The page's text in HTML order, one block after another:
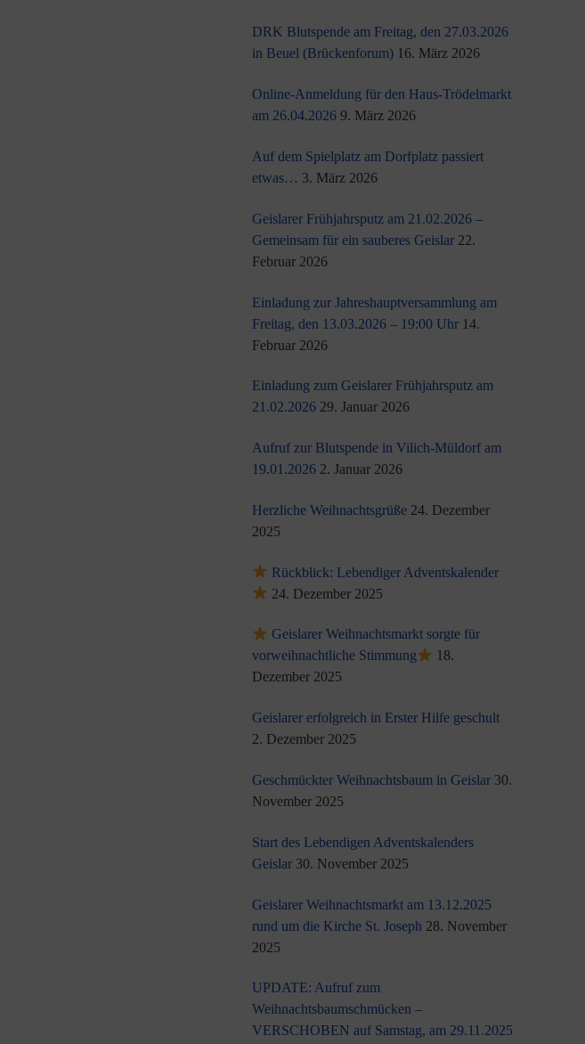
DRK Blutspende am Freitag, den 27.03.2026
in Beuel (Brückenforum) 16. März 2026
Online-Anmeldung für den Haus-Trödelmarkt
am 26.04.2026 9. März 2026
Auf dem Spielplatz am Dorfplatz passiert
etwas… 3. März 2026
Geislarer Frühjahrsputz am 21.02.2026 –
Gemeinsam für ein sauberes Geislar 22.
Februar 2026
Einladung zur Jahreshauptversammlung am
Freitag, den 13.03.2026 – 19:00 Uhr 14.
Februar 2026
Einladung zum Geislarer Frühjahrsputz am
21.02.2026 29. Januar 2026
Aufruf zur Blutspende in Vilich-Müldorf am
19.01.2026 2. Januar 2026
Herzliche Weihnachtsgrüße 24. Dezember
2025
Rückblick: Lebendiger Adventskalender
24. Dezember 2025
Geislarer Weihnachtsmarkt sorgte für
vorweihnachtliche Stimmung
18.
Dezember 2025
Geislarer erfolgreich in Erster Hilfe geschult
2. Dezember 2025
Geschmückter Weihnachtsbaum in Geislar 30.
November 2025
Start des Lebendigen Adventskalenders
Geislar 30. November 2025
Geislarer Weihnachtsmarkt am 13.12.2025
rund um die Kirche St. Joseph 28. November
2025
UPDATE: Aufruf zum
Weihnachtsbaumschmücken –
VERSCHOBEN auf Samstag, am 29.11.2025